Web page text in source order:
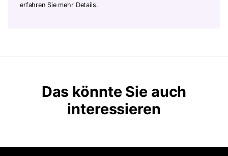
erfahren Sie mehr Details.
Das könnte Sie auch
interessieren